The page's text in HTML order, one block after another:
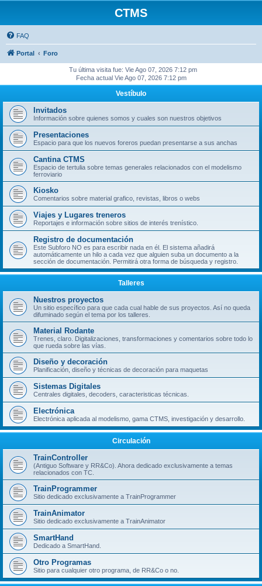
CTMS
FAQ
Portal Foro
Tu última visita fue: Vie Ago 07, 2026 7:12 pm
Fecha actual Vie Ago 07, 2026 7:12 pm
Vestíbulo
Invitados
Información sobre quienes somos y cuales son nuestros objetivos
Presentaciones
Espacio para que los nuevos foreros puedan presentarse a sus anchas
Cantina CTMS
Espacio de tertulia sobre temas generales relacionados con el modelismo
ferroviario
Kiosko
Comentarios sobre material grafico, revistas, libros o webs
Viajes y Lugares treneros
Reportajes e información sobre sitios de interés trenístico.
Registro de documentación
Este Subforo NO es para escribir nada en él. El sistema añadirá
automáticamente un hilo a cada vez que alguien suba un documento a la
sección de documentación. Permitirá otra forma de búsqueda y registro.
Talleres
Nuestros proyectos
Un sitio específico para que cada cual hable de sus proyectos. Así no queda
difuminado según el tema por los talleres.
Material Rodante
Trenes, claro. Digitalizaciones, transformaciones y comentarios sobre todo lo
que rueda sobre las vías.
Diseño y decoración
Planificación, diseño y técnicas de decoración para maquetas
Sistemas Digitales
Centrales digitales, decoders, caracteristicas técnicas.
Electrónica
Electrónica aplicada al modelismo, gama CTMS, investigación y desarrollo.
Circulación
TrainController
(Antiguo Software y RR&Co). Ahora dedicado exclusivamente a temas
relacionados con TC.
TrainProgrammer
Sitio dedicado exclusivamente a TrainProgrammer
TrainAnimator
Sitio dedicado exclusivamente a TrainAnimator
SmartHand
Dedicado a SmartHand.
Otro Programas
Sitio para cualquier otro programa, de RR&Co o no.